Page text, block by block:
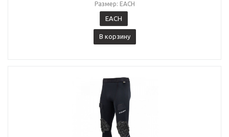
Размер: EACH
EACH
В корзину